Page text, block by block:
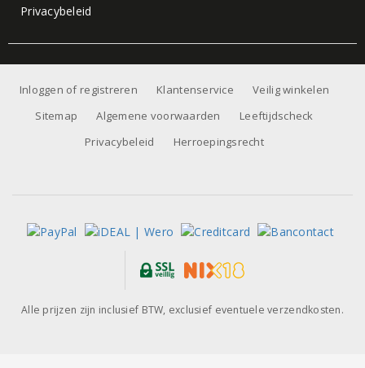
Privacybeleid
Inloggen of registreren Klantenservice
Veilig winkelen
Sitemap
Algemene voorwaarden
Leeftijdscheck
Privacybeleid
Herroepingsrecht
Alle prijzen zijn inclusief BTW, exclusief eventuele verzendkosten.